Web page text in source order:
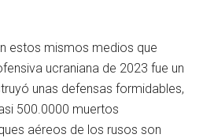
estos mismos medios que
ucraniana de 2023 fue un
unas defensas formidables,
500.0000 muertos
aéreos de los rusos son